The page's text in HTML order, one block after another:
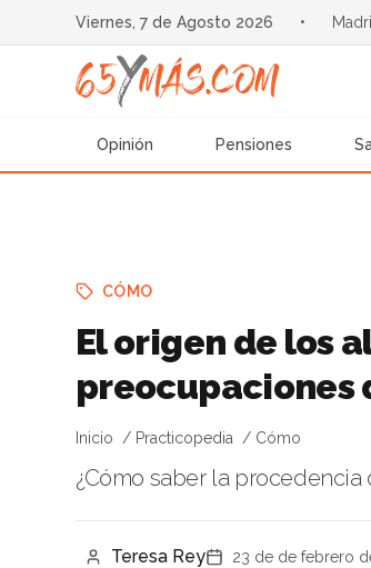
Viernes, 7 de Agosto 2026 •
Opinión Pensiones
CÓMO
El origen de los
preocupaciones
Inicio Practicopedia Cómo
¿Cómo saber la
Teresa Rey 23 de de febrero